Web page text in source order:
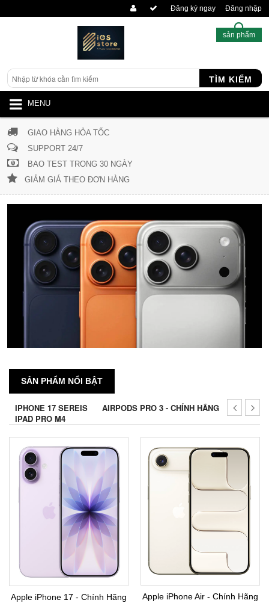
Đăng ký ngay Đăng nhập
TÌM KIẾM
sản phẩm
MENU
GIAO HÀNG HỎA TỐC
SUPPORT 24/7
BAO TEST TRONG 30 NGÀY
GIẢM GIÁ THEO ĐƠN HÀNG
SẢN PHẨM NỔI BẬT
IPHONE 17 SEREIS
AIRPODS PRO 3 - CHÍNH HÃNG
IPAD PRO M4
Apple iPhone 17 - Chính Hãng Apple iPhone Air - Chính Hãng